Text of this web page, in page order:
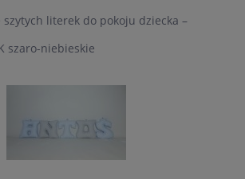
szytych literek do pokoju dziecka –
szaro-niebieskie